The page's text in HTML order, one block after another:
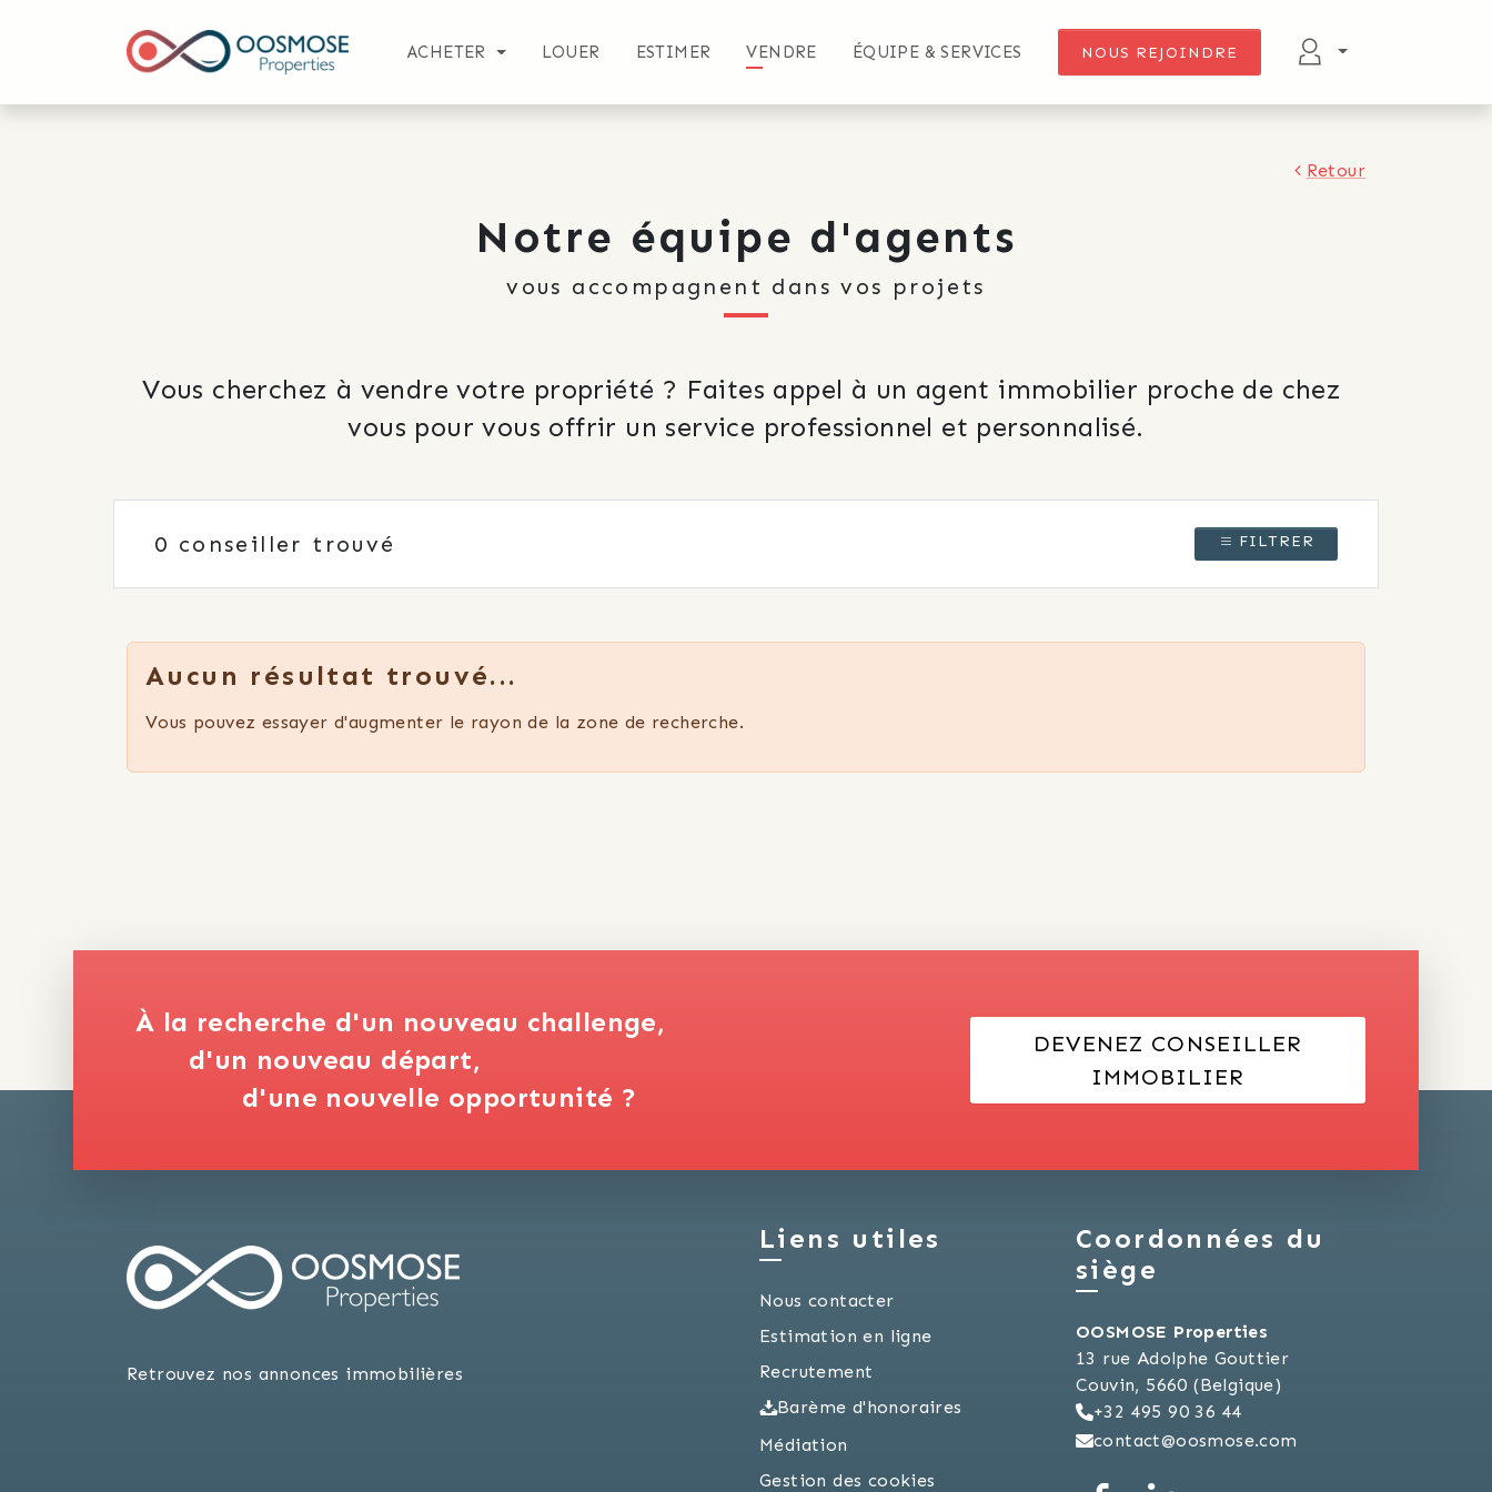
ACHETER LOUER ESTIMER VENDRE ÉQUIPE & SERVICES NOUS REJOINDRE
Retour
Notre équipe d'agents
vous accompagnent dans vos projets
Vous cherchez à vendre votre propriété ? Faites appel à un agent immobilier proche de chez
vous pour vous offrir un service professionnel et personnalisé.
0 conseiller trouvé FILTRER
Aucun résultat trouvé...
Vous pouvez essayer d'augmenter le rayon de la zone de recherche.
À la recherche d'un nouveau challenge,
d'un nouveau départ,
d'une nouvelle opportunité ?
DEVENEZ CONSEILLER
IMMOBILIER
Retrouvez nos annonces immobilières
Liens utiles
Nous contacter
Estimation en ligne
Recrutement
Barème d'honoraires
Médiation
Gestion des cookies
Coordonnées du
siège
OOSMOSE Properties
13 rue Adolphe Gouttier
Couvin, 5660 (Belgique)
+32 495 90 36 44
contact@oosmose.com